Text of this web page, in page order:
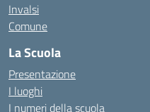
Invalsi
Comune
La Scuola
Presentazione
I luoghi
I numeri della scuola